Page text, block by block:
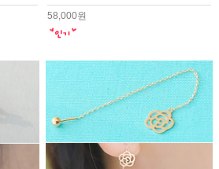
58,000원